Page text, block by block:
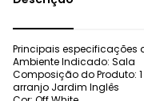
Principais especificações
Ambiente Indicado: Sala
Composição do Produto:
arranjo Jardim Inglês